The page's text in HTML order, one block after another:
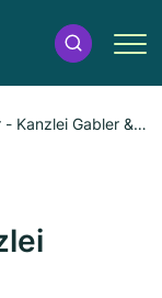
- Kanzlei Gabler &